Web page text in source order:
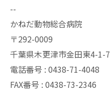
--
かねだ動物総合病院
〒292-0009
千葉県木更津市金田東4-1-7
電話番号 : 0438-71-4048
FAX番号 : 0438-73-2346